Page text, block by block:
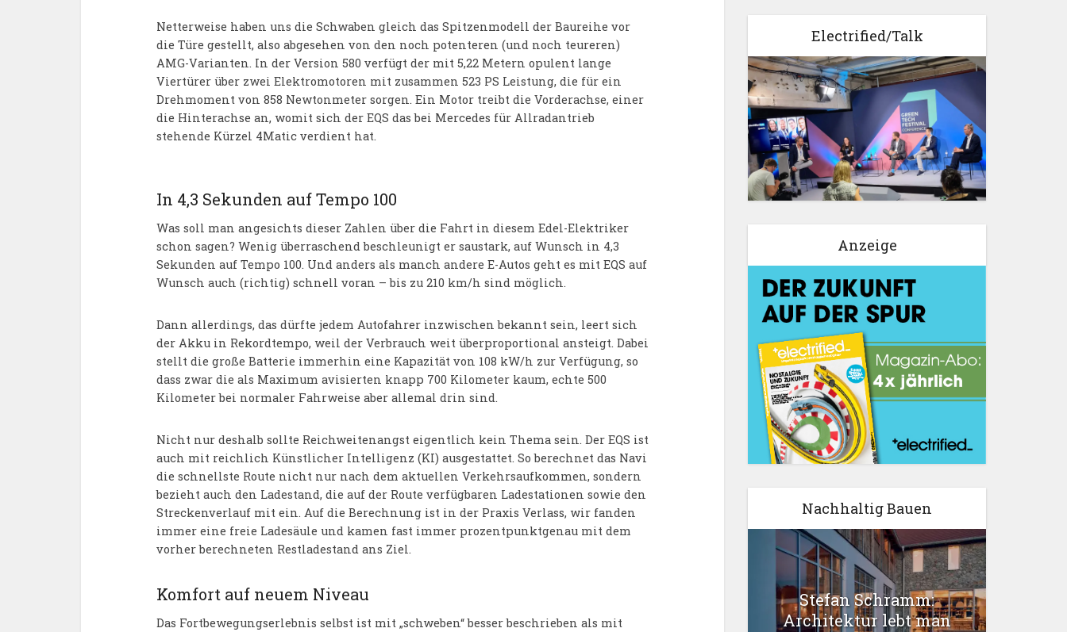
Netterweise haben uns die Schwaben gleich das Spitzenmodell der Baureihe vor
die Türe gestellt, also abgesehen von den noch potenteren (und noch teureren)
AMG-Varianten. In der Version 580 verfügt der mit 5,22 Metern opulent lange
Viertürer über zwei Elektromotoren mit zusammen 523 PS Leistung, die für ein
Drehmoment von 858 Newtonmeter sorgen. Ein Motor treibt die Vorderachse, einer
die Hinterachse an, womit sich der EQS das bei Mercedes für Allradantrieb
stehende Kürzel 4Matic verdient hat.
In 4,3 Sekunden auf Tempo 100
Was soll man angesichts dieser Zahlen über die Fahrt in diesem Edel-Elektriker
schon sagen? Wenig überraschend beschleunigt er saustark, auf Wunsch in 4,3
Sekunden auf Tempo 100. Und anders als manch andere E-Autos geht es mit EQS auf
Wunsch auch (richtig) schnell voran – bis zu 210 km/h sind möglich.
Dann allerdings, das dürfte jedem Autofahrer inzwischen bekannt sein, leert sich
der Akku in Rekordtempo, weil der Verbrauch weit überproportional ansteigt. Dabei
stellt die große Batterie immerhin eine Kapazität von 108 kW/h zur Verfügung, so
dass zwar die als Maximum avisierten knapp 700 Kilometer kaum, echte 500
Kilometer bei normaler Fahrweise aber allemal drin sind.
Nicht nur deshalb sollte Reichweitenangst eigentlich kein Thema sein. Der EQS ist
auch mit reichlich Künstlicher Intelligenz (KI) ausgestattet. So berechnet das Navi
die schnellste Route nicht nur nach dem aktuellen Verkehrsaufkommen, sondern
bezieht auch den Ladestand, die auf der Route verfügbaren Ladestationen sowie den
Streckenverlauf mit ein. Auf die Berechnung ist in der Praxis Verlass, wir fanden
immer eine freie Ladesäule und kamen fast immer prozentpunktgenau mit dem
vorher berechneten Restladestand ans Ziel.
Komfort auf neuem Niveau
Das Fortbewegungserlebnis selbst ist mit „schweben“ besser beschrieben als mit
Electrified/Talk
Anzeige
Nachhaltig Bauen
Stefan Schramm:
Architektur lebt man